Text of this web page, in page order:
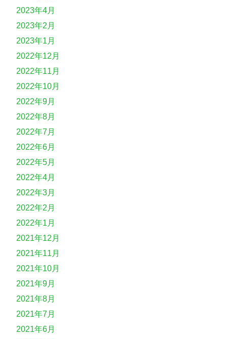
2023年4月
2023年2月
2023年1月
2022年12月
2022年11月
2022年10月
2022年9月
2022年8月
2022年7月
2022年6月
2022年5月
2022年4月
2022年3月
2022年2月
2022年1月
2021年12月
2021年11月
2021年10月
2021年9月
2021年8月
2021年7月
2021年6月